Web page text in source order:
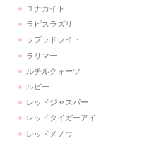
ユナカイト
ラピスラズリ
ラブラドライト
ラリマー
ルチルクォーツ
ルビー
レッドジャスパー
レッドタイガーアイ
レッドメノウ